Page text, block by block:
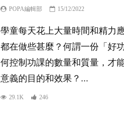
POPA編輯部 15/12/2022
學童每天花上大量時間和精力
都在做些甚麼？何謂一份「好
何控制功課的數量和質量，才
意義的目的和效果？...
29.1K 246